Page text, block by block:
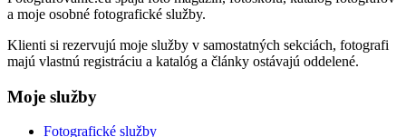
a moje osobné fotografické služby.
Klienti si rezervujú moje služby v samostatných sekciách, fotografi
majú vlastnú registráciu a katalóg a články ostávajú oddelené.
Moje služby
Fotografické služby